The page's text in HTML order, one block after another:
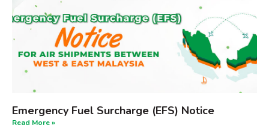
Emergency Fuel Surcharge (EFS) Notice
Read More »